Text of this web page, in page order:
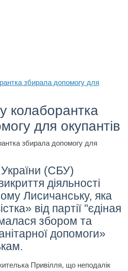
збирала допомогу для
колаборантка
для окупантів
(СБУ)
діяльності
Лисичанську, яка
від партії "єдіная
збором та
допомоги»
Привілля, що неподалік